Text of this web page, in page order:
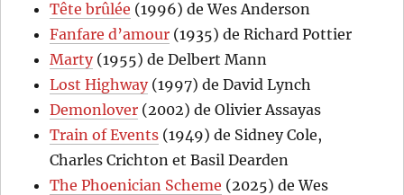
Tête brûlée (1996) de Wes Anderson
Fanfare d’amour (1935) de Richard Pottier
Marty(1955) de Delbert Mann
Lost Highway(1997) de David Lynch
Demonlover (2002) de Olivier Assayas
Train of Events (1949) de Sidney Cole,
Charles Crichton et Basil Dearden
The Phoenician Scheme (2025) de Wes